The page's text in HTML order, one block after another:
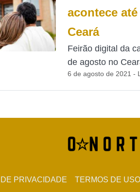
acontece
Ceará
Feirão digital da
de agosto no
6 de agosto de 2021 -
PRIVACIDADE TERMOS DE USO